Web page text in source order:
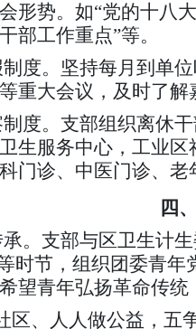
形势。如“党的十八
部工作重点”等。
度。 坚持每月到单
重大会议，及时了
度。 支部组织离休
生服务中心，工业
门诊、中医门诊、
四
。 支部与区卫生计
时节，组织团委青
望青年弘扬革命传统
区、人人做公益，五